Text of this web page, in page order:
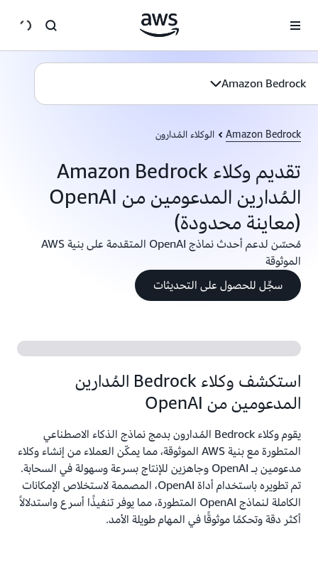
Amazon Bedrock
Amazon Bedrock الوكلاء المُدارون
تقديم وكلاء Amazon Bedrock
المُدارين المدعومين من OpenAI
(معاينة محدودة)
مُحسّن لدعم أحدث نماذج OpenAI المتقدمة على بنية AWS
الموثوقة
سجِّل للحصول على التحديثات
استكشف وكلاء Bedrock المُدارين
المدعومين من OpenAI
يقوم وكلاء Bedrock المُدارون بدمج نماذج الذكاء الاصطناعي
المتطورة مع بنية AWS الموثوقة، مما يمكّن العملاء من إنشاء وكلاء
مدعومين بـ OpenAI وجاهزين للإنتاج بسرعة وسهولة في السحابة.
تم تطويره باستخدام أداة OpenAI، المصممة لاستخلاص الإمكانات
الكاملة لنماذج OpenAI المتطورة، مما يوفر تنفيذًا أسرع واستدلالاً
أكثر دقة وتحكمًا موثوقًا في المهام طويلة الأمد.